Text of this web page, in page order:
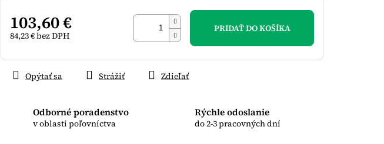
103,60 €
84,23 € bez DPH
cena:
PRIDAŤ DO KOŠÍKA
Odborné poradenstvo
v oblasti poľovníctva
Rýchle odoslanie
do 2-3 pracovných dní
Opýtať sa Strážiť Zdieľať